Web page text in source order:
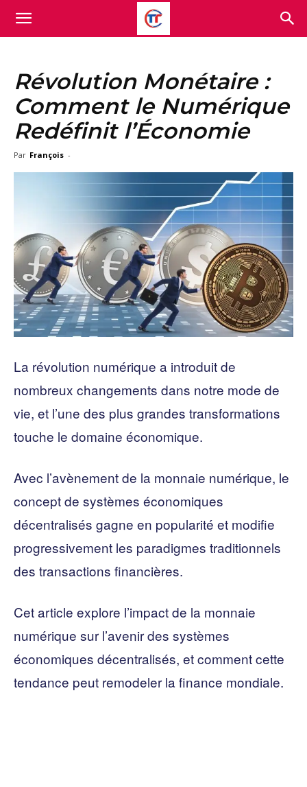
Révolution Monétaire :
Comment le Numérique
Redéfinit l’Économie
Par François -
La révolution numérique a introduit de
nombreux changements dans notre mode de
vie, et l’une des plus grandes transformations
touche le domaine économique.
Avec l’avènement de la monnaie numérique, le
concept de systèmes économiques
décentralisés gagne en popularité et modifie
progressivement les paradigmes traditionnels
des transactions financières.
Cet article explore l’impact de la monnaie
numérique sur l’avenir des systèmes
économiques décentralisés, et comment cette
tendance peut remodeler la finance mondiale.